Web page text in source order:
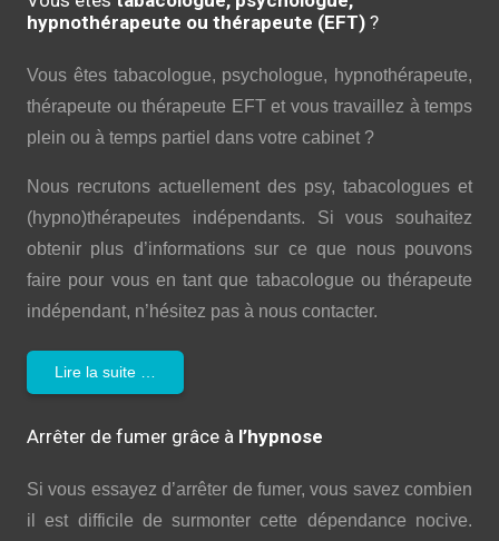
hypnothérapeute ou thérapeute (EFT) ?
Vous êtes tabacologue, psychologue, hypnothérapeute,
thérapeute ou thérapeute EFT et vous travaillez à temps
plein ou à temps partiel dans votre cabinet ?
Nous recrutons actuellement des psy, tabacologues et
(hypno)thérapeutes indépendants. Si vous souhaitez
obtenir plus d’informations sur ce que nous pouvons
faire pour vous en tant que tabacologue ou thérapeute
indépendant, n’hésitez pas à nous contacter.
Lire la suite …
Arrêter de fumer grâce à l’hypnose
Si vous essayez d’arrêter de fumer, vous savez combien
il est difficile de surmonter cette dépendance nocive.